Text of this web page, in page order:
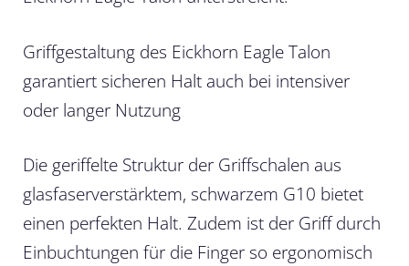
Griffgestaltung des Eickhorn Eagle Talon
garantiert sicheren Halt auch bei intensiver
oder langer Nutzung
Die geriffelte Struktur der Griffschalen aus
glasfaserverstärktem, schwarzem G10 bietet
einen perfekten Halt. Zudem ist der Griff durch
Einbuchtungen für die Finger so ergonomisch